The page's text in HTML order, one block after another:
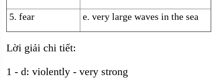
5. fear e. very large waves in the sea
Lời giải chi tiết:
1 - d: violently - very strong